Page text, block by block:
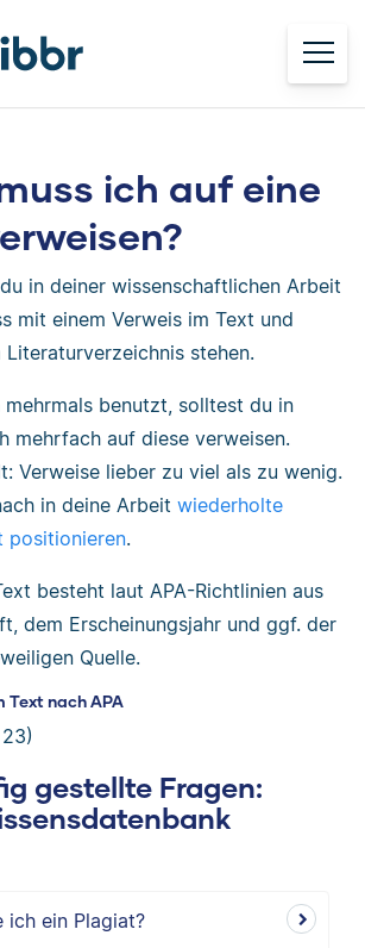
ich auf eine
in deiner wissenschaftlichen Arbeit
mit einem Verweis im Text und
stehen.
mehrmals benutzt, solltest du in
mehrfach auf diese verweisen.
Verweise lieber zu viel als zu wenig.
in deine Arbeit wiederholte
positionieren.
besteht laut APA-Richtlinien aus
dem Erscheinungsjahr und ggf. der
Quelle.
Text nach APA
gestellte Fragen:
ich ein Plagiat?